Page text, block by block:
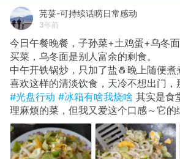
芫荽-可持续话唠日常感动
3年前
今日午餐晚餐，子孙菜+土鸡蛋+乌冬面
买菜，乌冬面是别人富余的剩食。
中午开铁锅炒，只加了盐🧂晚上随便
喜欢这样的清淡饮食，天冷不想出门，
#光盘行动 #冰箱有啥我烧啥 其实是食
理麻烦的菜，但我又爱这个口感～它的